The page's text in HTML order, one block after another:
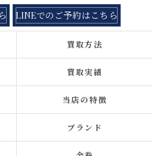
LINEでのご予約はこちら
買取方法
買取実績
当店の特徴
ブランド